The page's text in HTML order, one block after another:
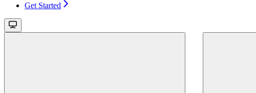
Get Started